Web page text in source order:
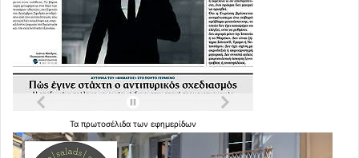
Τα πρωτοσέλιδα των εφημερίδων